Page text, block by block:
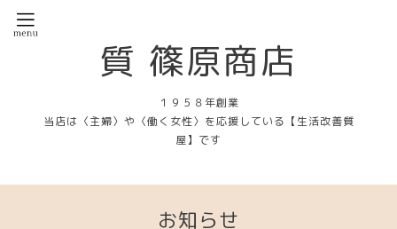
質 篠原商店
１９５８年創業
当店は〈主婦〉や〈働く女性〉を応援している【生活改善質
屋】です
お知らせ